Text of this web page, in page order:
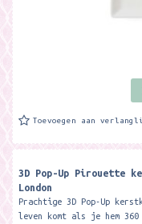
Toevoegen aan
3D Pop-Up Pirouette
London
Prachtige 3D Pop-Up
leven komt als je hem